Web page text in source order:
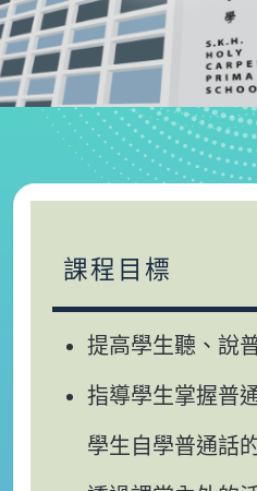
課程目標
提高學生聽、說
指導學生掌握普
學生自學普通話